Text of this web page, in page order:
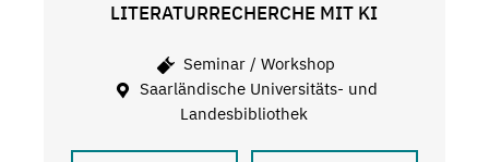
LITERATURRECHERCHE MIT KI
Seminar / Workshop
Saarländische Universitäts- und
Landesbibliothek